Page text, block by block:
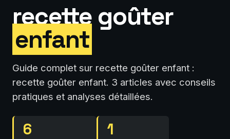
recette goûter
enfant
Guide complet sur recette goûter enfant :
recette goûter enfant. 3 articles avec conseils
pratiques et analyses détaillées.
6 1